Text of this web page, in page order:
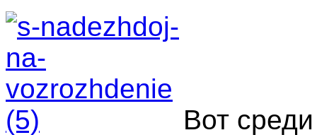
Вот